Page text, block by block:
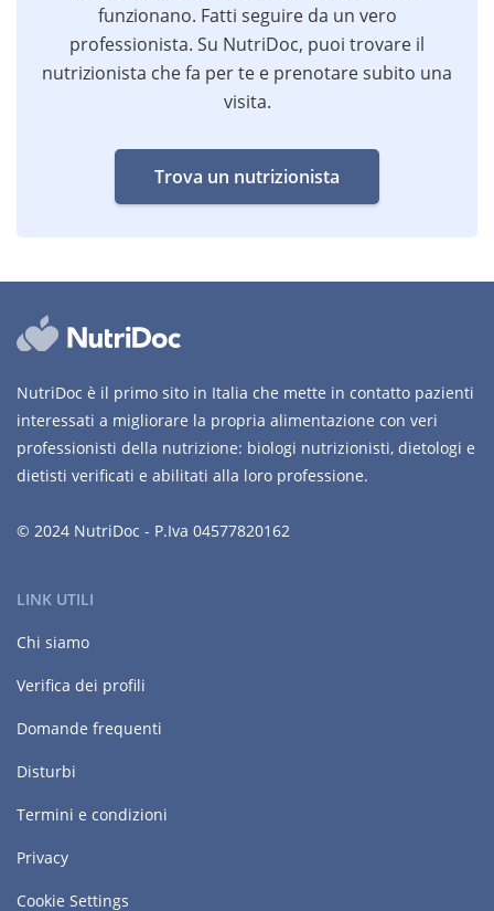
funzionano. Fatti seguire da un vero
professionista. Su NutriDoc, puoi trovare il
nutrizionista che fa per te e prenotare subito una
visita.
Trova un nutrizionista
NutriDoc è il primo sito in Italia che mette in contatto pazienti
interessati a migliorare la propria alimentazione con veri
professionisti della nutrizione: biologi nutrizionisti, dietologi e
dietisti verificati e abilitati alla loro professione.
© 2024 NutriDoc - P.Iva 04577820162
LINK UTILI
Chi siamo
Verifica dei profili
Domande frequenti
Disturbi
Termini e condizioni
Privacy
Cookie Settings